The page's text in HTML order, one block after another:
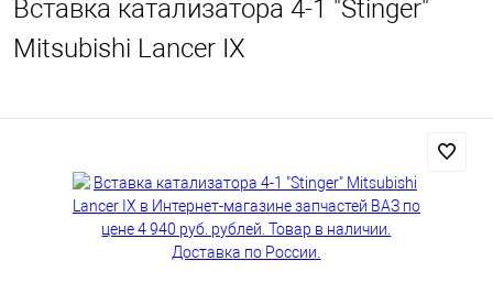
Вставка катализатора 4-1 "Stinger"
Mitsubishi Lancer IX